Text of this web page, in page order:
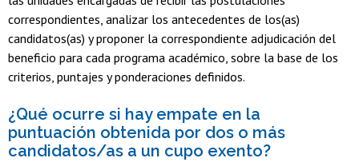
correspondientes, analizar los antecedentes de los(as)
candidatos(as) y proponer la correspondiente adjudicación del
beneficio para cada programa académico, sobre la base de los
criterios, puntajes y ponderaciones definidos.
¿Qué ocurre si hay empate en la
puntuación obtenida por dos o más
candidatos/as a un cupo exento?